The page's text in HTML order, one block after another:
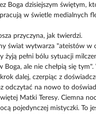
Boga dzisiejszym świętym,
w świetle medialnych
przyczyna, jak twierdzi.
świat wytwarza "ateistów w
żyją pełni bólu sytuacji
Boga, ale nie chełpią się tym".
dalej, czerpiąc z
odczytać na nowo to
Matki Teresy. Ciemna
pojedynczej mistyczki. To